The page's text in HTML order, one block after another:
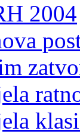
2004